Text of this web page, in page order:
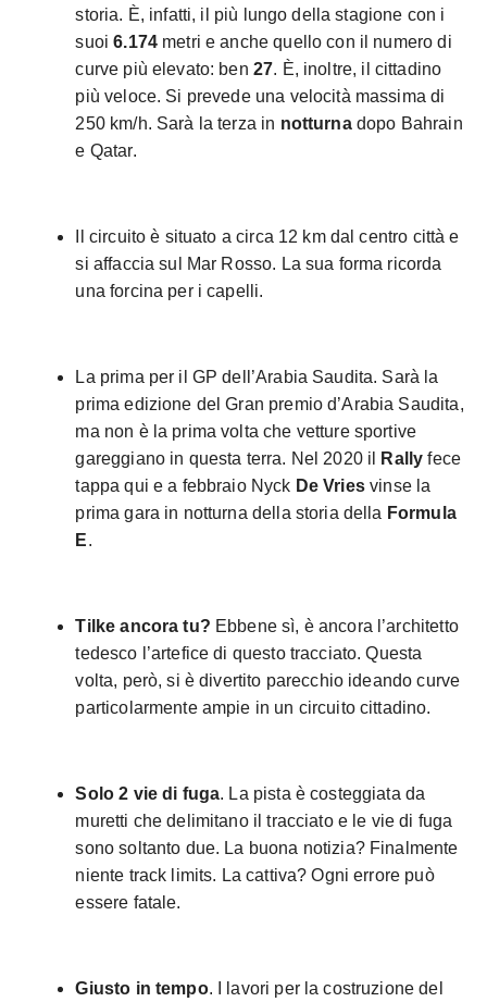
storia. È, infatti, il più lungo della stagione con i
suoi6.174metri e anche quello con il numero di
curve più elevato: ben 27. È, inoltre, il cittadino
più veloce. Si prevede una velocità massima di
250 km/h. Sarà la terza in notturnadopo Bahrain
e Qatar.
Il circuito è situato a circa 12 km dal centro città e
si affaccia sul Mar Rosso. La sua forma ricorda
una forcina per i capelli.
La prima per il GP dell’Arabia Saudita. Sarà la
prima edizione del Gran premio d’Arabia Saudita,
ma non è la prima volta che vetture sportive
gareggiano in questa terra. Nel 2020 il
Rally fece
tappa qui e a febbraio Nyck De Vriesvinse la
prima gara in notturna della storia della Formula
E.
Tilke ancora tu? Ebbene sì, è ancora l’architetto
tedesco l’artefice di questo tracciato. Questa
volta, però, si è divertito parecchio ideando curve
particolarmente ampie in un circuito cittadino.
Solo 2 vie di fuga. La pista è costeggiata da
muretti che delimitano il tracciato e le vie di fuga
sono soltanto due. La buona notizia? Finalmente
niente track limits. La cattiva? Ogni errore può
essere fatale.
Giusto in tempo. I lavori per la costruzione del